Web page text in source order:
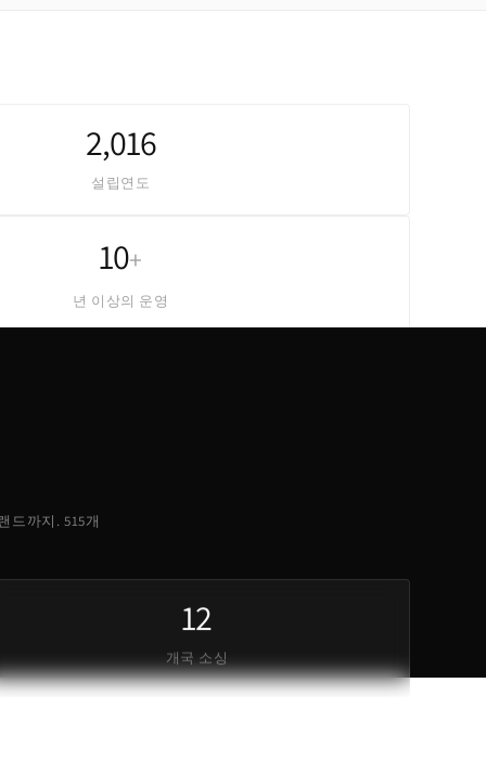
2,016
설립연도
10+
년 이상의 운영
드까지. 515개
12
개국 소싱